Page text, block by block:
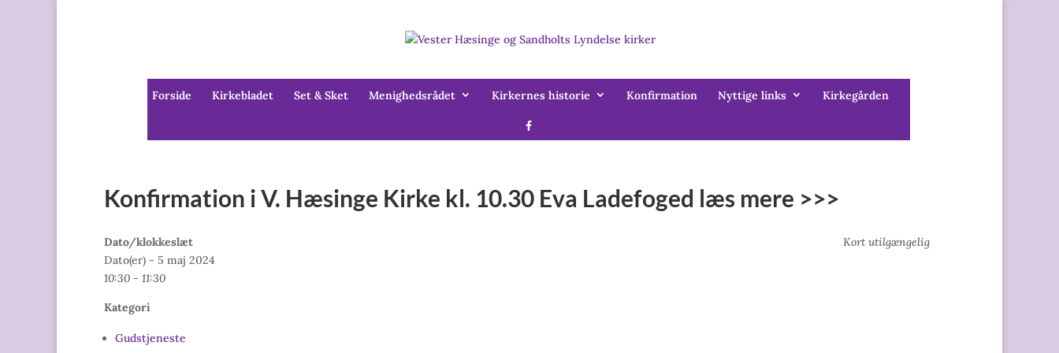
Forside Kirkebladet Set & Sket Menighedsrådet Kirkernes historie Konfirmation Nyttige links Kirkegården
Konfirmation i V. Hæsinge Kirke kl. 10.30 Eva Ladefoged læs mere >>>
Kort utilgængelig
Dato/klokkeslæt
Dato(er) - 5 maj 2024
10:30 - 11:30
Kategori
Gudstjeneste